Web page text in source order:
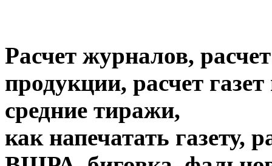
Расчет журналов,
продукции, расчет
средние тиражи,
как напечатать газету,